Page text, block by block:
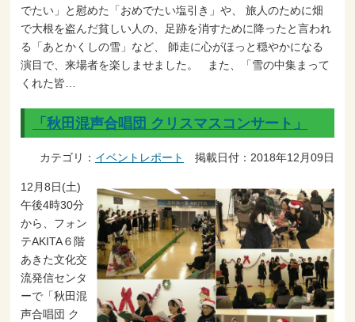
でたい」と慰めた「おめでたい塩引き」や、 旅人のために畑
で大根を盗んだ貧しい人の、足跡を消すために降ったと言われ
る「あとかくしの雪」など、 師走に心がほっと穏やかになる
演目で、来場者を楽しませました。 また、「雪の中集まって
くれた皆…
「秋田混声合唱団 クリスマスコンサート」
カテゴリ： イベントレポート 掲載日付：2018年12月09日
12月8日(土)
午後4時30分
から、フォン
テAKITA６階
あきた文化交
流発信センタ
ーで「秋田混
声合唱団 ク